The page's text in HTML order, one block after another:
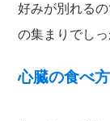
好みが別れる
の集まりでし
心臓の食べ方